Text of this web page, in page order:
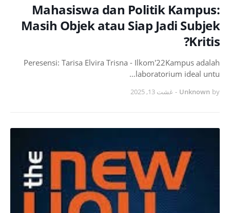
Mahasiswa dan Politik Kampus:
Masih Objek atau Siap Jadi Subjek
Kritis?
Peresensi: Tarisa Elvira Trisna - Ilkom'22Kampus adalah
laboratorium ideal untu…
by
Unknown
- غشت 13, 2025